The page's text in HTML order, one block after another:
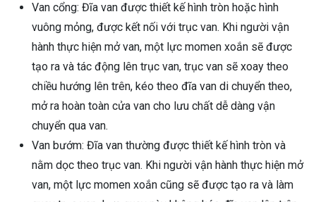
Van cổng: Đĩa van được thiết kế hình tròn hoặc hình
vuông mỏng, được kết nối với trục van. Khi người vận
hành thực hiện mở van, một lực momen xoắn sẽ được
tạo ra và tác động lên trục van, trục van sẽ xoay theo
chiều hướng lên trên, kéo theo đĩa van di chuyển theo,
mở ra hoàn toàn cửa van cho lưu chất dễ dàng vận
chuyển qua van.
Van bướm: Đĩa van thường được thiết kế hình tròn và
nằm dọc theo trục van. Khi người vận hành thực hiện mở
van, một lực momen xoắn cũng sẽ được tạo ra và làm